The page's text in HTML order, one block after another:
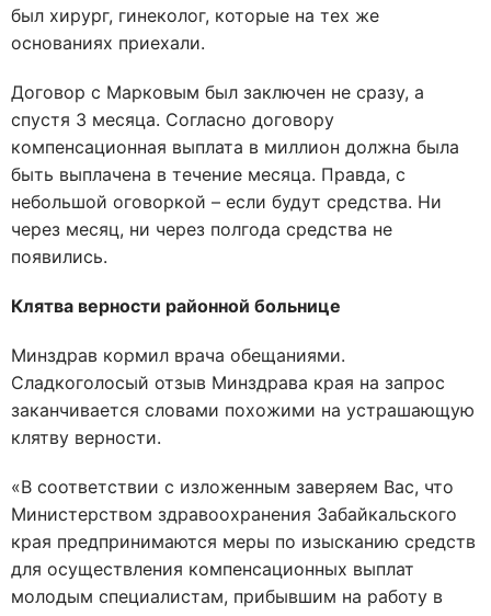
был хирург, гинеколог, которые на тех же
основаниях приехали.
Договор с Марковым был заключен не сразу, а
спустя 3 месяца. Согласно договору
компенсационная выплата в миллион должна была
быть выплачена в течение месяца. Правда, с
небольшой оговоркой – если будут средства. Ни
через месяц, ни через полгода средства не
появились.
Клятва верности районной больнице
Минздрав кормил врача обещаниями.
Сладкоголосый отзыв Минздрава края на запрос
заканчивается словами похожими на устрашающую
клятву верности.
«В соответствии с изложенным заверяем Вас, что
Министерством здравоохранения Забайкальского
края предпринимаются меры по изысканию средств
для осуществления компенсационных выплат
молодым специалистам, прибывшим на работу в